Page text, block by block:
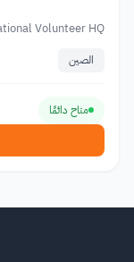
Volunteer HQ
الصين
متاح دائمًا